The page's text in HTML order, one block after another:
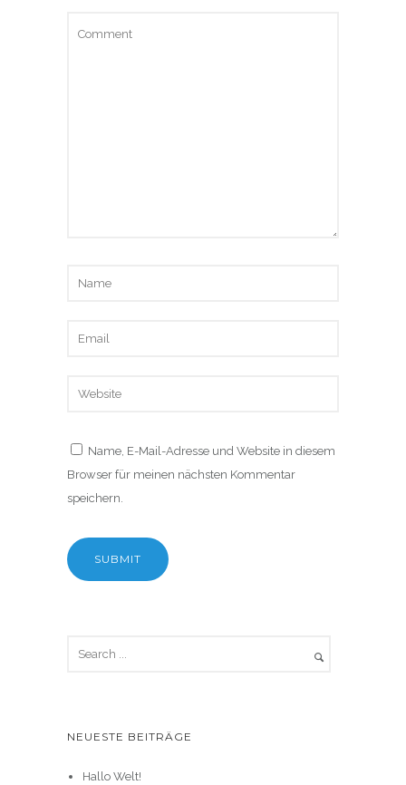
Name, E-Mail-Adresse und Website in diesem
Browser für meinen nächsten Kommentar
speichern.
NEUESTE BEITRÄGE
Hallo Welt!